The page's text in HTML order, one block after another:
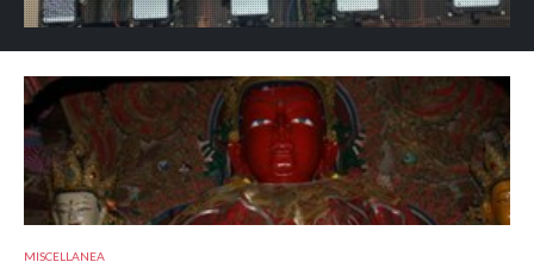
MISCELLANEA